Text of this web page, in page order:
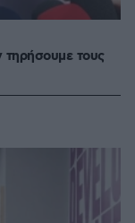
τους